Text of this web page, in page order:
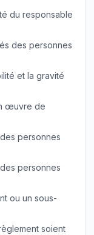
du responsable
des personnes
et la gravité
œuvre de
personnes
personnes
ou un sous-
soient